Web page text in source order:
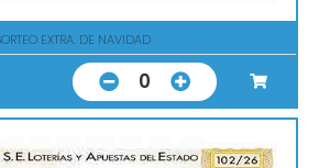
EXTRA. DE NAVIDAD
0